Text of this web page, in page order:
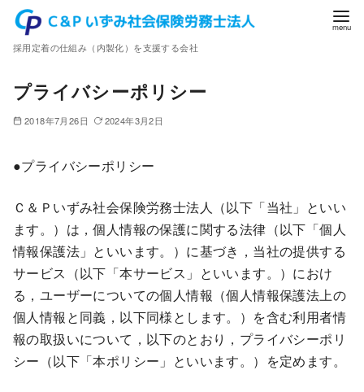
採用定着の仕組み（内製化）を支援する会社
プライバシーポリシー
2018年7月26日 2024年3月2日
●プライバシーポリシー
Ｃ＆Ｐいずみ社会保険労務士法人（以下「当社」といい
ます。）は，個人情報の保護に関する法律（以下「個人
情報保護法」といいます。）に基づき，当社の提供する
サービス（以下「本サービス」といいます。）におけ
る，ユーザーについての個人情報（個人情報保護法上の
個人情報と同義，以下同様とします。）を含む利用者情
報の取扱いについて，以下のとおり，プライバシーポリ
シー（以下「本ポリシー」といいます。）を定めます。